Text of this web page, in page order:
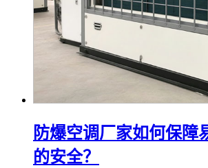
防爆空调厂家如何保障
的安全？